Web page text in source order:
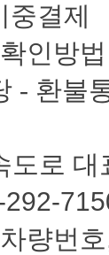
결제
인방
- 환불
도로 대
292-
량번호